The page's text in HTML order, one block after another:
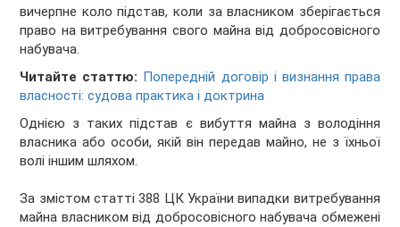
вичерпне коло підстав, коли за власником зберігається
право на витребування свого майна від добросовісного
набувача.
Читайте статтю: Попередній договір і визнання права
власності: судова практика і доктрина
Однією з таких підстав є вибуття майна з володіння
власника або особи, якій він передав майно, не з їхньої
волі іншим шляхом.
За змістом статті 388 ЦК України випадки витребування
майна власником від добросовісного набувача обмежені